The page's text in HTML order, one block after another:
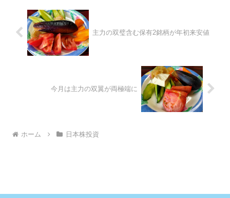
主力の双璧含む保有2銘柄が年初来安値
今月は主力の双翼が両極端に
ホーム 日本株投資